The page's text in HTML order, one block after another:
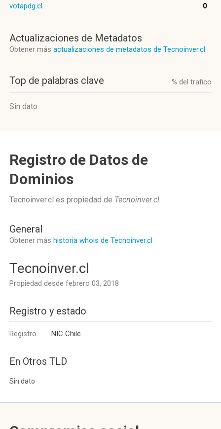
votapdg.cl
0
Actualizaciones de Metadatos
Obtener más actualizaciones de metadatos de Tecnoinver.cl
Top de palabras clave % del trafico
Sin dato
Registro de Datos de
Dominios
Tecnoinver.cl es propiedad de Tecnoinver.cl.
General
Obtener más historia whois de Tecnoinver.cl
Tecnoinver.cl
Propiedad desde febrero 03, 2018
Registro y estado
Registro NIC Chile
En Otros TLD
Sin dato